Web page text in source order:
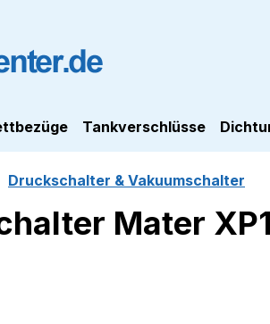
Tankverschlüsse
Druckschalter & Vakuumschalter
Mater